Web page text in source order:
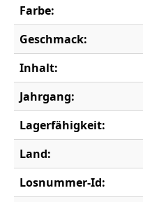
Farbe:
Geschmack:
Inhalt:
Jahrgang:
Lagerfähigkeit:
Land:
Losnummer-Id: